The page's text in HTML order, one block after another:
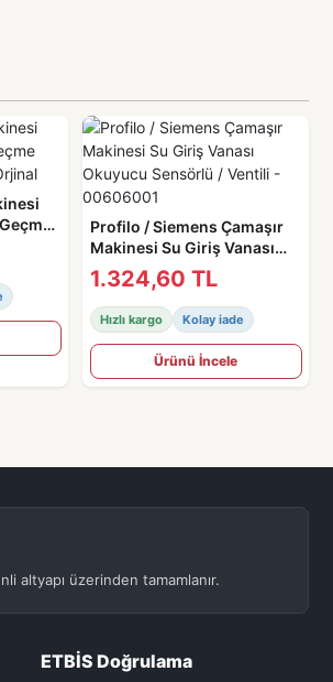
Profilo / Siemens Çamaşır
Makinesi Su Giriş Vanası
Okuyucu Sensörlü / Ventili -
00606001
1.324,60 TL
Hızlı kargo Kolay iade
Ürünü İncele
altyapı üzerinden tamamlanır.
ETBİS Doğrulama